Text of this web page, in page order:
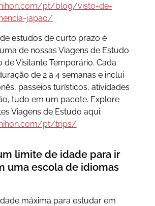
pt/blog/visto-de-
japao/
estudos de curto prazo é
de nossas Viagens de Estudo
de Visitante Temporário. Cada
de 2 a 4 semanas e inclui
passeios turísticos, atividades
tudo em um pacote. Explore
Viagens de Estudo aqui:
pt/trips/
limite de idade para ir
uma escola de idiomas
máxima para estudar em